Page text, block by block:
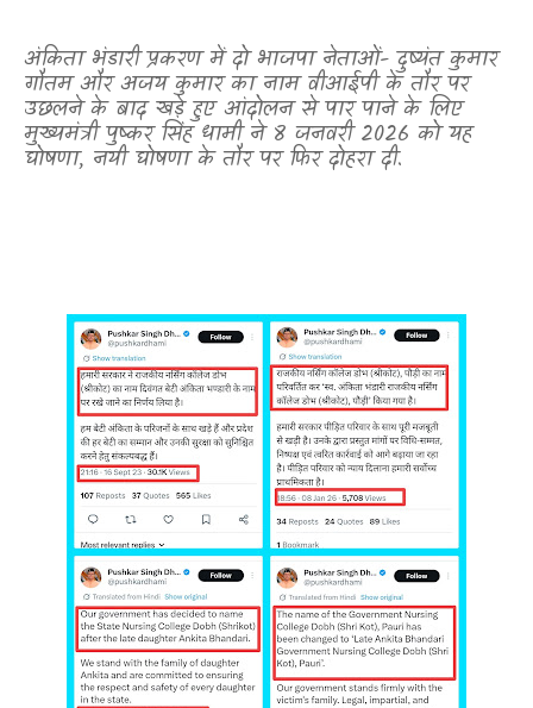
अंकिता भंडारी प्रकरण में दो भाजपा नेताओं- दुष्यंत कुमार
गौतम और अजय कुमार का नाम वीआईपी के तौर पर
उछलने के बाद खड़े हुए आंदोलन से पार पाने के लिए
मुख्यमंत्री पुष्कर सिंह धामी ने 8 जनवरी 2026 को यह
घोषणा, नयी घोषणा के तौर पर फिर दोहरा दी.